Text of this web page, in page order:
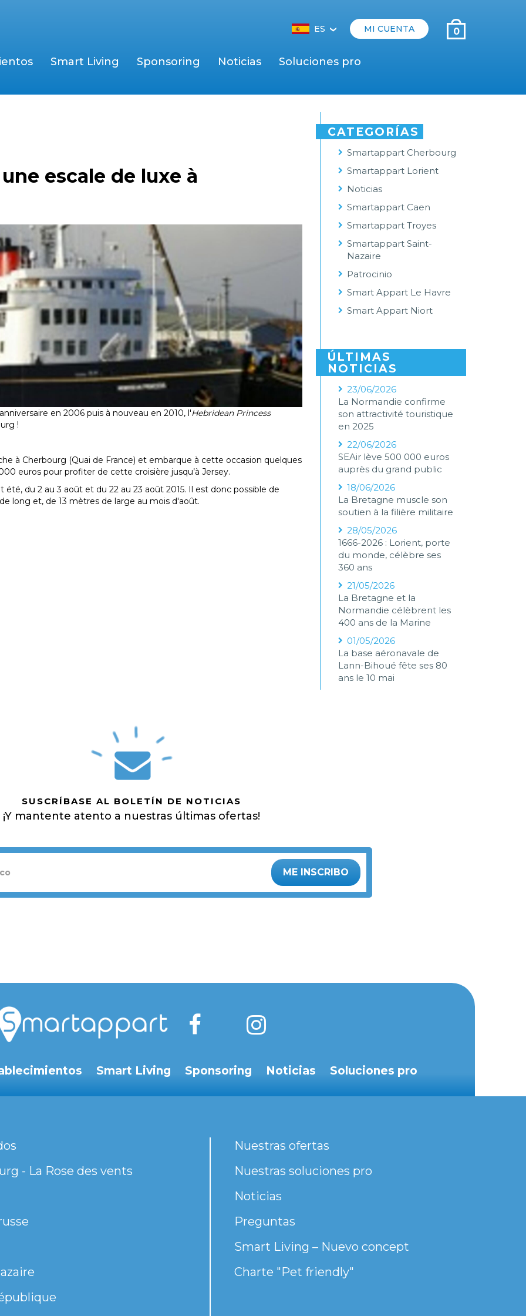
ES‹ MI CUENTA 0
Smart Living Sponsoring Noticias Soluciones pro
escale de luxe à
en 2006 puis à nouveau en 2010, l'Hebridean Princess
!
à Cherbourg (Quai de France) et embarque à cette occasion quelques
euros pour profiter de cette croisière jusqu’à Jersey.
du 2 au 3 août et du 22 au 23 août 2015. Il est donc possible de
long et, de 13 mètres de large au mois d'août.
CATEGORÍAS
Smartappart Cherbourg
Smartappart Lorient
Noticias
Smartappart Caen
Smartappart Troyes
Smartappart Saint-
Nazaire
Patrocinio
Smart Appart Le Havre
Smart Appart Niort
ÚLTIMAS
NOTICIAS
23/06/2026
La Normandie confirme
son attractivité touristique
en 2025
22/06/2026
SEAir lève 500 000 euros
auprès du grand public
18/06/2026
La Bretagne muscle son
soutien à la filière militaire
28/05/2026
1666-2026 : Lorient, porte
du monde, célèbre ses
360 ans
21/05/2026
La Bretagne et la
Normandie célèbrent les
400 ans de la Marine
01/05/2026
La base aéronavale de
Lann-Bihoué fête ses 80
ans le 10 mai
SUSCRÍBASE AL BOLETÍN DE NOTICIAS
¡Y mantente atento a nuestras últimas ofertas!
ME INSCRIBO
Smart Living Sponsoring Noticias Soluciones pro
- La Rose des vents
Nuestras ofertas
Nuestras soluciones pro
Noticias
Preguntas
Smart Living – Nuevo concept
Charte "Pet friendly"